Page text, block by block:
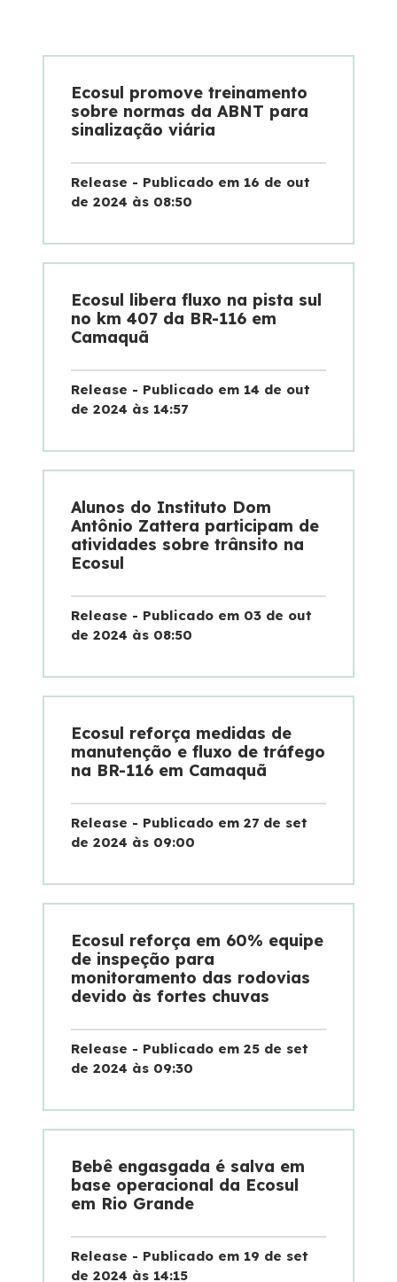
Noticias
Podcasts
Projetos Socioambientais
Política de Gestão Integrada
Atendimento
Deficiente Auditivo e de Fala
Dúvidas
Fornecedores
Trabalhe Conosco
Ouvidoria
WhatsApp
Ecosul promove treinamento
sobre normas da ABNT para
sinalização viária
Release - Publicado em 16 de out
de 2024 às 08:50
Ecosul libera fluxo na pista sul
no km 407 da BR-116 em
Camaquã
Release - Publicado em 14 de out
de 2024 às 14:57
Alunos do Instituto Dom
Antônio Zattera participam de
atividades sobre trânsito na
Ecosul
Release - Publicado em 03 de out
de 2024 às 08:50
Ecosul reforça medidas de
manutenção e fluxo de tráfego
na BR-116 em Camaquã
Release - Publicado em 27 de set
de 2024 às 09:00
Ecosul reforça em 60% equipe
de inspeção para
monitoramento das rodovias
devido às fortes chuvas
Release - Publicado em 25 de set
de 2024 às 09:30
Bebê engasgada é salva em
base operacional da Ecosul
em Rio Grande
Release - Publicado em 19 de set
de 2024 às 14:15